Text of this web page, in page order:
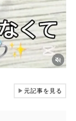
▶元記事を見る